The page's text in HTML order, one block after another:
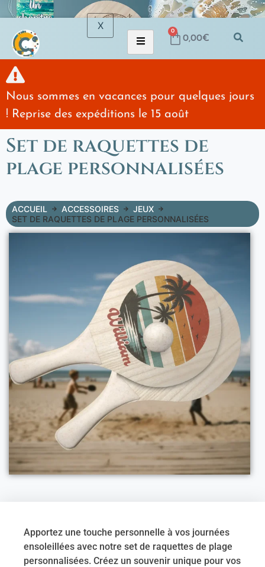
X
0,00€
0
Nous sommes en vacances pour quelques jours
! Reprise des expéditions le 15 août
Set de raquettes de
plage personnalisées
ACCUEIL ACCESSOIRES
JEUX
SET DE RAQUETTES DE PLAGE PERSONNALISÉES
Apportez une touche personnelle à vos journées
ensoleillées avec notre set de raquettes de plage
personnalisées. Créez un souvenir unique pour vos